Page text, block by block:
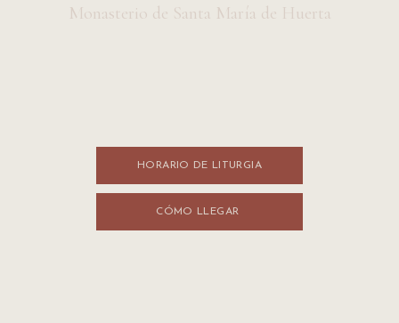
Monasterio de Santa María de Huerta
HORARIO DE LITURGI​​A
CÓMO LLEGA​​R